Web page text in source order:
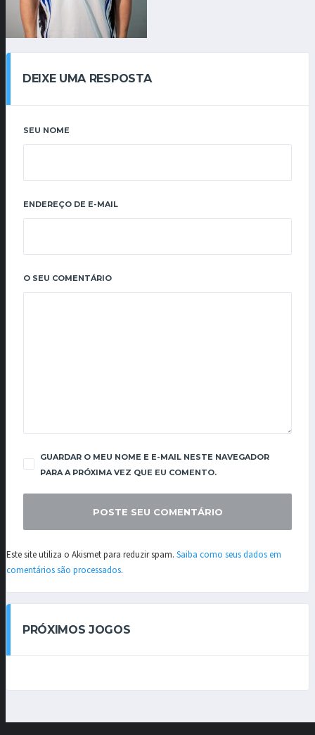
DEIXE UMA RESPOSTA
SEU NOME
ENDEREÇO DE E-MAIL
O SEU COMENTÁRIO
GUARDAR O MEU NOME E E-MAIL NESTE NAVEGADOR
PARA A PRÓXIMA VEZ QUE EU COMENTO.
Este site utiliza o Akismet para reduzir spam. Saiba como seus dados em
comentários são processados.
PRÓXIMOS JOGOS